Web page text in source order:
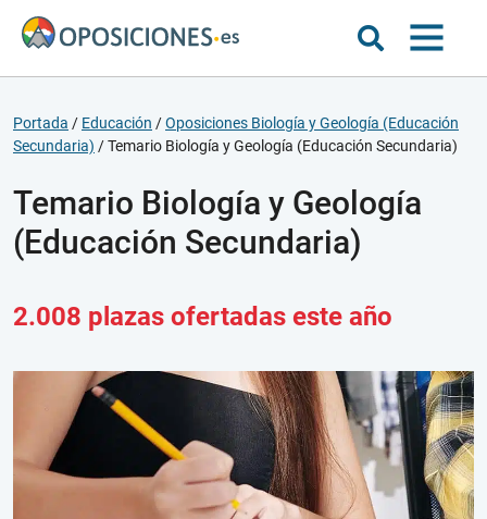
Portada / Educación /Oposiciones Biología y Geología (Educación
Secundaria) /Temario Biología y Geología (Educación Secundaria)
Temario Biología y Geología
(Educación Secundaria)
2.008 plazas ofertadas este año